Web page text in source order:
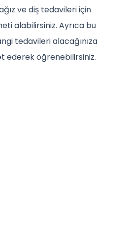
ve diş tedavileri için
alabilirsiniz. Ayrıca bu
tedavileri alacağınıza
ederek öğrenebilirsiniz.